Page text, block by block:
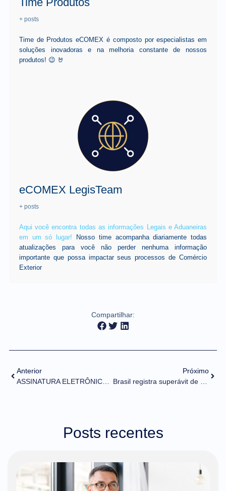
+ posts
Time de Produtos eCOMEX é composto por especialistas em
soluções inovadoras e na melhoria constante de nossos
produtos! 😉 🤘
eCOMEX LegisTeam
+ posts
Aqui você encontra todas as informações Legais e Aduaneiras
em um só lugar! Nosso time acompanha diariamente todas
atualizações para você não perder nenhuma informação
importante que possa impactar seus processos de Comércio
Exterior
Compartilhar:
Anterior
ASSINATURA ELETRÔNICA: Exportadores e importadores poderão utilizar a Assinatura GOV.BR em serviço do Portal Único de Comércio Exterior
Próximo
Posts recentes